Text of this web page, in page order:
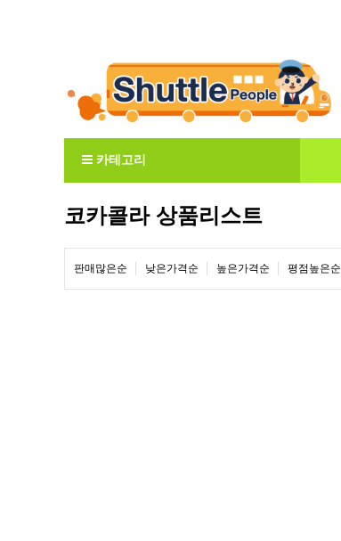
카테고리
코카콜라 상품리스트
판매많은순 낮은가격순 높은가격순 평점높은순